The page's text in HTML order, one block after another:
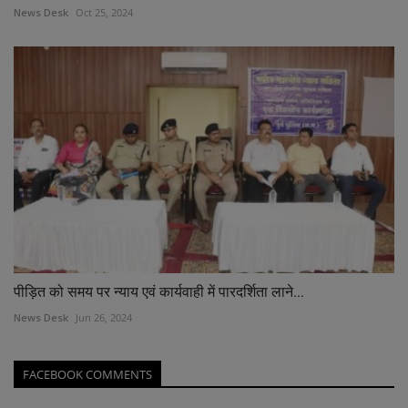
News Desk Oct 25, 2024
पीड़ित को समय पर न्याय एवं कार्यवाही में पारदर्शिता लाने...
News Desk Jun 26, 2024
FACEBOOK COMMENTS